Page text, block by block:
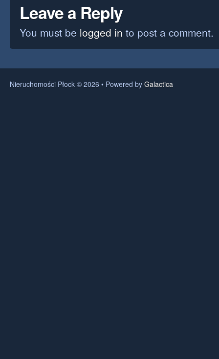
Leave a Reply
You must be logged in to post a comment.
Nieruchomości Płock © 2026 • Powered by Galactica